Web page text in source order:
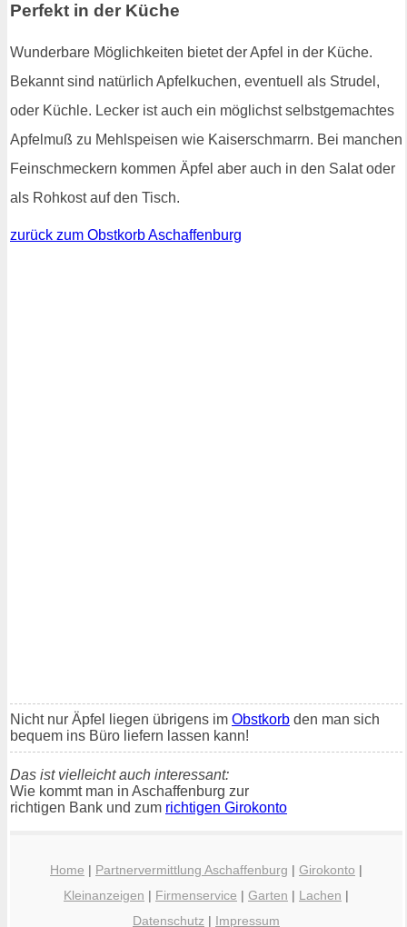
Perfekt in der Küche
Wunderbare Möglichkeiten bietet der Apfel in der Küche.
Bekannt sind natürlich Apfelkuchen, eventuell als Strudel,
oder Küchle. Lecker ist auch ein möglichst selbstgemachtes
Apfelmuß zu Mehlspeisen wie Kaiserschmarrn. Bei manchen
Feinschmeckern kommen Äpfel aber auch in den Salat oder
als Rohkost auf den Tisch.
zurück zum Obstkorb Aschaffenburg
Nicht nur Äpfel liegen übrigens im Obstkorb den man sich
bequem ins Büro liefern lassen kann!
Das ist vielleicht auch interessant:
Wie kommt man in Aschaffenburg zur
richtigen Bank und zum richtigen Girokonto
Home | Partnervermittlung Aschaffenburg | Girokonto |
Kleinanzeigen | Firmenservice | Garten | Lachen |
Datenschutz | Impressum